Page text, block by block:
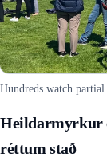
Hundreds watch
Heildarmyrkur
réttum stað